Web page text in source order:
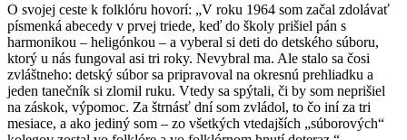
O svojej ceste k folklóru hovorí: „V roku 1964 som začal zdolávať
písmenká abecedy v prvej triede, keď do školy prišiel pán s
harmonikou – heligónkou – a vyberal si deti do detského súboru,
ktorý u nás fungoval asi tri roky. Nevybral ma. Ale stalo sa čosi
zvláštneho: detský súbor sa pripravoval na okresnú prehliadku a
jeden tanečník si zlomil ruku. Vtedy sa spýtali, či by som neprišiel
na záskok, výpomoc. Za štrnásť dní som zvládol, to čo iní za tri
mesiace, a ako jediný som – zo všetkých vtedajších „súborových“